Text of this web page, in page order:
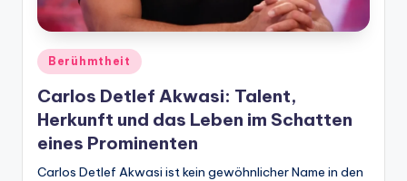
Posted
in
Berühmtheit
Carlos Detlef Akwasi: Talent,
Herkunft und das Leben im Schatten
eines Prominenten
Carlos Detlef Akwasi ist kein gewöhnlicher Name in den